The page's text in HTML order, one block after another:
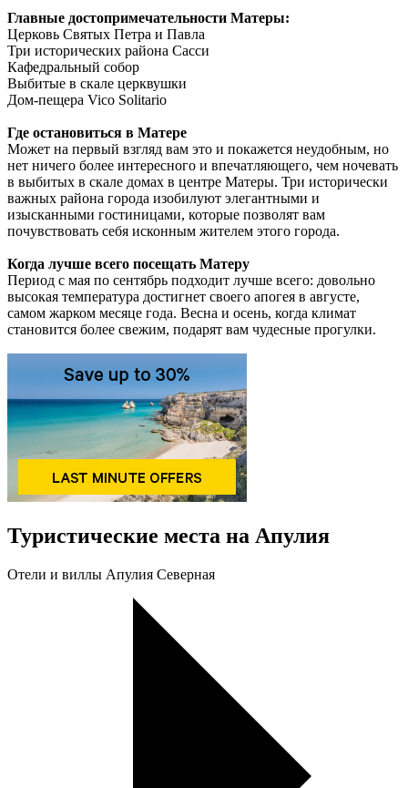
Главные достопримечательности Матеры:
Церковь Святых Петра и Павла
Три исторических района Сасси
Кафедральный собор
Выбитые в скале церквушки
Дом-пещера Vico Solitario
Где остановиться в Матере
Может на первый взгляд вам это и покажется неудобным, но
нет ничего более интересного и впечатляющего, чем ночевать
в выбитых в скале домах в центре Матеры. Три исторически
важных района города изобилуют элегантными и
изысканными гостиницами, которые позволят вам
почувствовать себя исконным жителем этого города.
Когда лучше всего посещать Матеру
Период с мая по сентябрь подходит лучше всего: довольно
высокая температура достигнет своего апогея в августе,
самом жарком месяце года. Весна и осень, когда климат
становится более свежим, подарят вам чудесные прогулки.
Туристические места на Апулия
Oтели и виллы Апулия Северная